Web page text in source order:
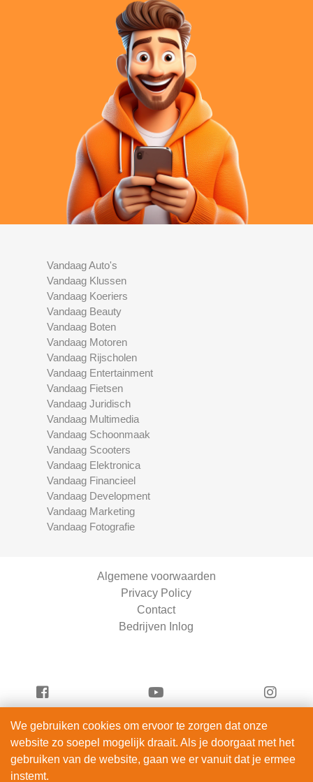
Vandaag Auto's
Vandaag Klussen
Vandaag Koeriers
Vandaag Beauty
Vandaag Boten
Vandaag Motoren
Vandaag Rijscholen
Vandaag Entertainment
Vandaag Fietsen
Vandaag Juridisch
Vandaag Multimedia
Vandaag Schoonmaak
Vandaag Scooters
Vandaag Elektronica
Vandaag Financieel
Vandaag Development
Vandaag Marketing
Vandaag Fotografie
Algemene voorwaarden
Privacy Policy
Contact
Bedrijven Inlog
Vandaag Entertainment is onderdeel van
ServiceRight B.V. | KVK 90914872
We gebruiken cookies om ervoor te zorgen dat onze
website zo soepel mogelijk draait. Als je doorgaat met het
gebruiken van de website, gaan we er vanuit dat je ermee
instemt.